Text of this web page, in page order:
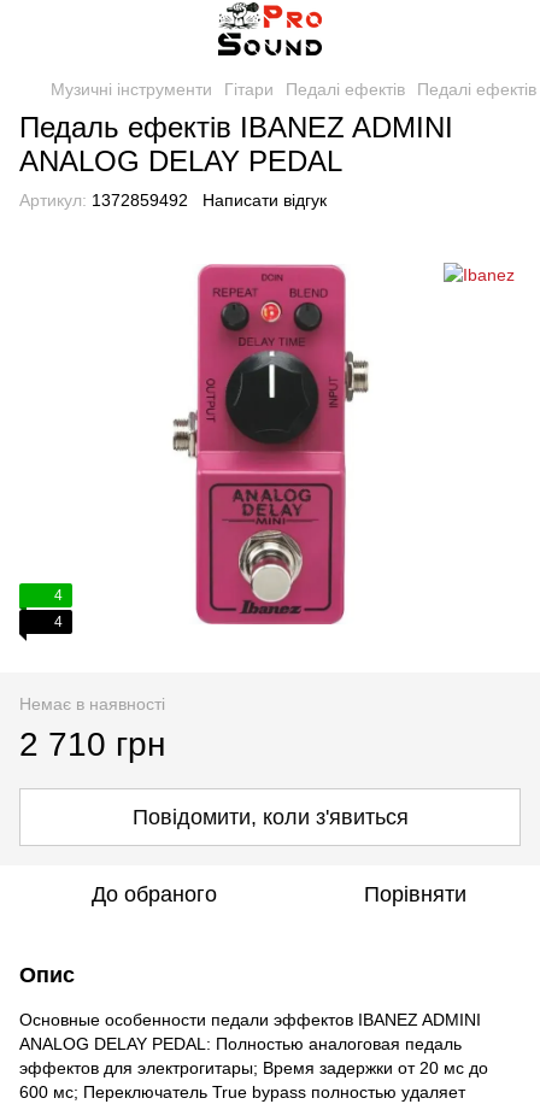
Музичні інструменти Гітари Педалі ефектів Педалі
Педаль ефектів IBANEZ ADMINI
ANALOG DELAY PEDAL
Артикул: 1372859492 Написати відгук
4
4
Немає в наявності
2 710 грн
Повідомити, коли з'явиться
До обраного Порівняти
Опис
Основные особенности педали эффектов IBANEZ ADMINI
ANALOG DELAY PEDAL: Полностью аналоговая педаль
эффектов для электрогитары; Время задержки от 20 мс до
600 мс; Переключатель True bypass полностью удаляет